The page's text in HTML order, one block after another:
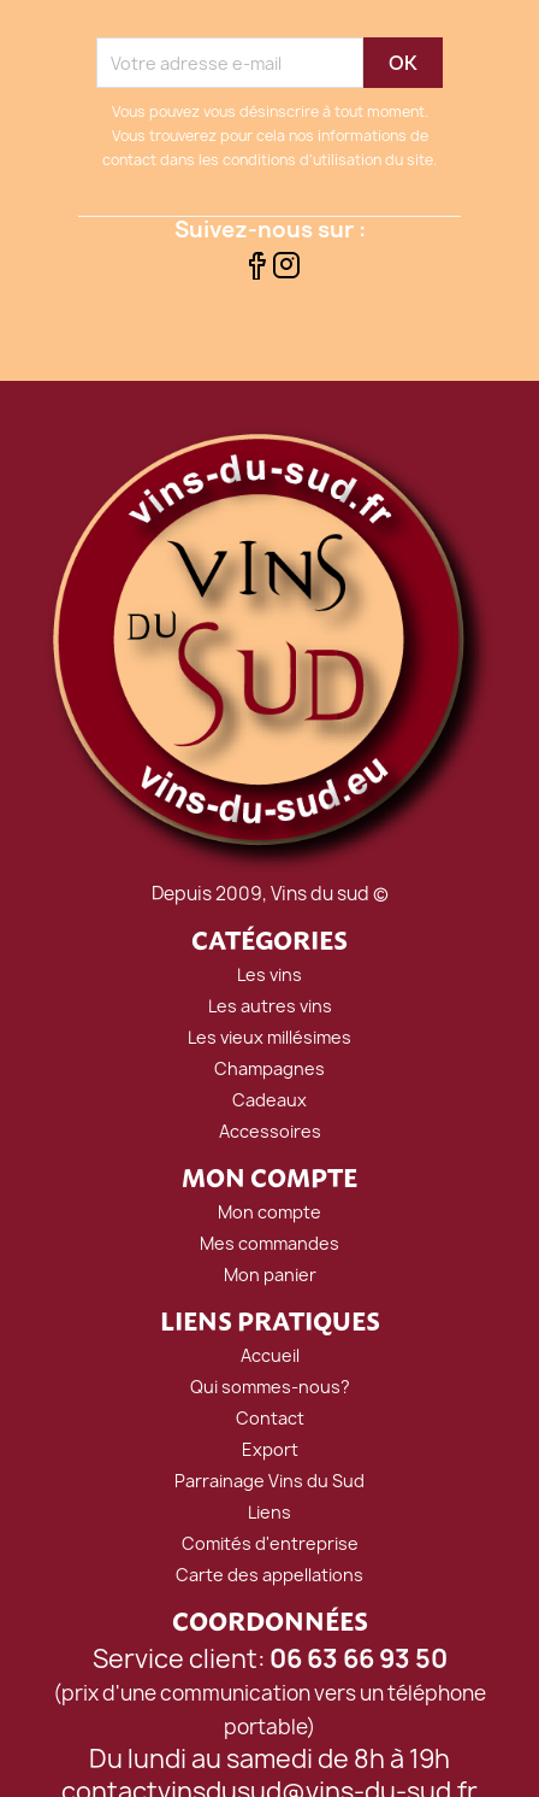
Vous pouvez vous désinscrire à tout moment.
Vous trouverez pour cela nos informations de
contact dans les conditions d'utilisation du site.
Suivez-nous sur :
Depuis 2009, Vins du sud ©
CATÉGORIES
Les vins
Les autres vins
Les vieux millésimes
Champagnes
Cadeaux
Accessoires
MON COMPTE
Mon compte
Mes commandes
Mon panier
LIENS PRATIQUES
Accueil
Qui sommes-nous?
Contact
Export
Parrainage Vins du Sud
Liens
Comités d'entreprise
Carte des appellations
COORDONNÉES
Service client: 06 63 66 93 50
(prix d'une communication vers un téléphone
portable)
Du lundi au samedi de 8h à 19h